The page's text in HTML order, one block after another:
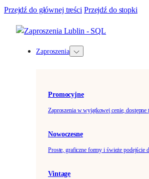
Przejdź do głównej treści Przejdź do stopki
Zaproszenia
Promocyjne
Zaproszenia w wyjątkowej cenie, dostępne
Nowoczesne
Proste, graficzne formy i świeże podejście
Vintage